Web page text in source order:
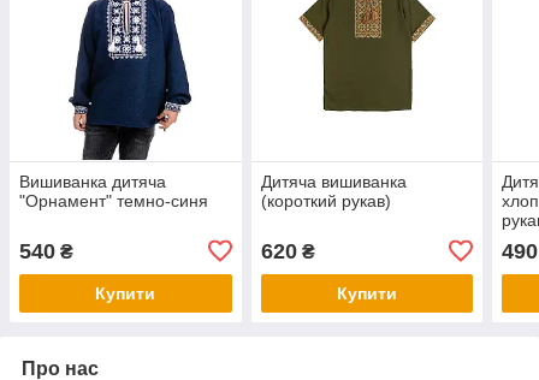
Вишиванка дитяча
"Орнамент" темно-синя
540 ₴
Купити
Дитяча вишиванка
(короткий рукав)
620₴
Купити
490
Про нас